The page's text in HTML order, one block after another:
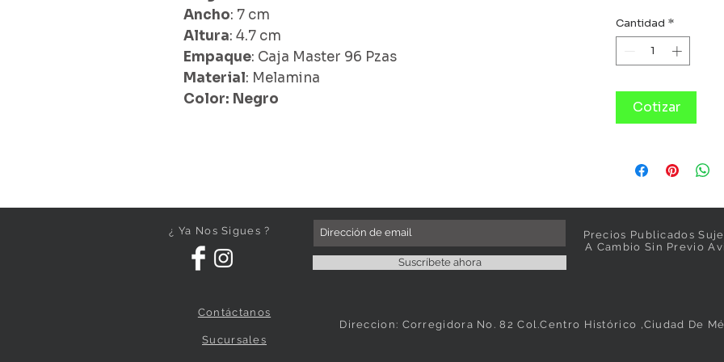
Ancho: 7 cm
Altura: 4.7 cm
Empaque: Caja Master 96 Pzas
Material: Melamina
Color: Negro
Cantidad *
Cotizar
¿ Ya Nos Sigues ?
Suscríbete ahora
Precios Publicados
A Cambio Sin Previo
Contáctanos
Direccion: Corregidora No. 82 Col.Centro Histórico ,Ciudad De
Sucursales